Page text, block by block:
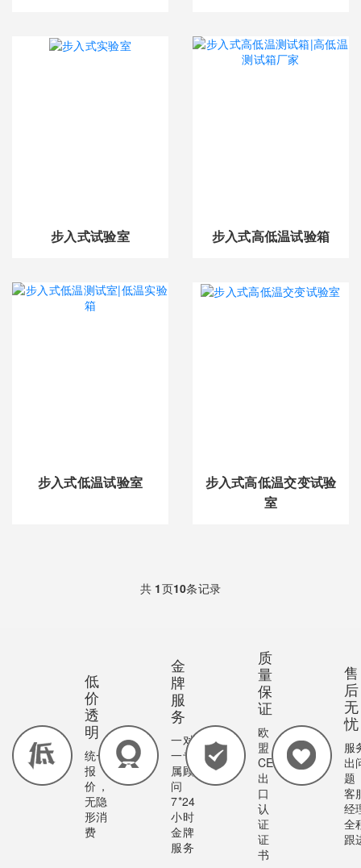
步入式试验室 步入式高低温试验箱
步入式低温试验室
步入式高低温交变试验
室
共 1页10条记录
低
价
透
明
统一
报
价，
无隐
形消
费
金
牌
服
务
一对
一专
属顾
问
7*24
小时
金牌
服务
质
量
保
证
欧
盟
CE
出
口
认
证
证
书
售
后
无
忧
服
出
题
客
经
全
跟